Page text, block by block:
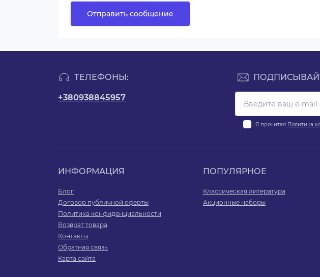
Отправить сообщение
ТЕЛЕФОНЫ:
+380938845957
Я прочитал Политика
ИНФОРМАЦИЯ
Блог
Договор публичной оферты
Политика конфиденциальности
Возврат товара
Контакты
Обратная связь
Карта сайта
ПОПУЛЯРНОЕ
Классическая литература
Акционные наборы